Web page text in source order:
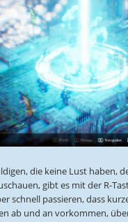
die keine Lust haben,
gibt es mit der R-
schnell passieren, dass
ab und an vorkommen,